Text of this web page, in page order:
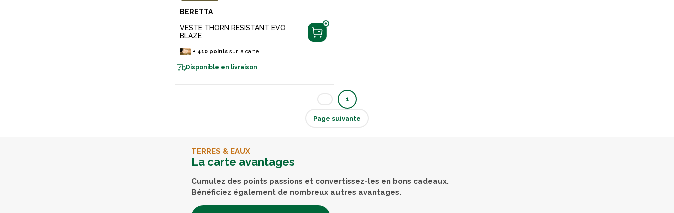
BERETTA
VESTE THORN RESISTANT EVO
BLAZE
+ 410 points sur la carte
Disponible en livraison
1
Page suivante
TERRES & EAUX
La carte avantages
Cumulez des points passions et convertissez-les en bons cadeaux.
Bénéficiez également de nombreux autres avantages.